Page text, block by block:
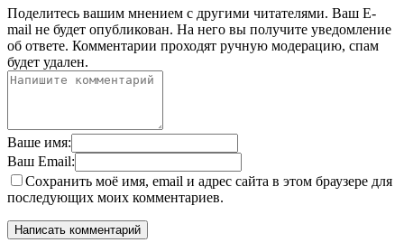
Поделитесь вашим мнением с другими читателями. Ваш E-
mail не будет опубликован. На него вы получите уведомление
об ответе. Комментарии проходят ручную модерацию, спам
будет удален.
Ваше имя:
Ваш Email:
Сохранить моё имя, email и адрес сайта в этом браузере для
последующих моих комментариев.